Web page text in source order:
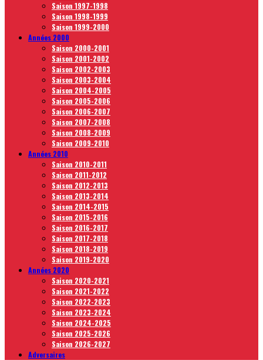
Saison 1997-1998
Saison 1998-1999
Saison 1999-2000
Années 2000
Saison 2000-2001
Saison 2001-2002
Saison 2002-2003
Saison 2003-2004
Saison 2004-2005
Saison 2005-2006
Saison 2006-2007
Saison 2007-2008
Saison 2008-2009
Saison 2009-2010
Années 2010
Saison 2010-2011
Saison 2011-2012
Saison 2012-2013
Saison 2013-2014
Saison 2014-2015
Saison 2015-2016
Saison 2016-2017
Saison 2017-2018
Saison 2018-2019
Saison 2019-2020
Années 2020
Saison 2020-2021
Saison 2021-2022
Saison 2022-2023
Saison 2023-2024
Saison 2024-2025
Saison 2025-2026
Saison 2026-2027
Adversaires